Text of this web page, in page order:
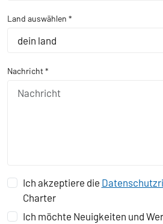
Land auswählen *
dein land
Nachricht *
Ich akzeptiere die
Charter
Ich möchte Neuigkeiten und